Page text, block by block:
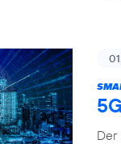
Der